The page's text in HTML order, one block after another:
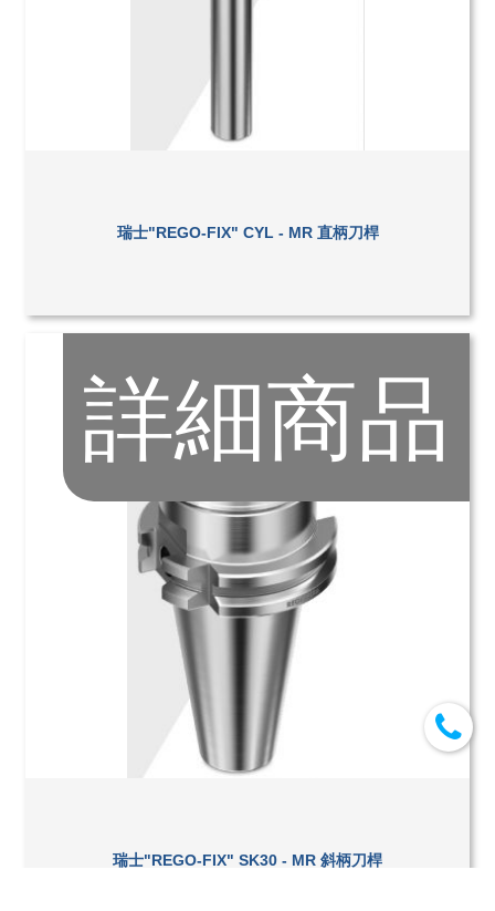
瑞士"REGO-FIX" CYL - MR 直柄刀桿
詳細商品
瑞士"REGO-FIX" SK30 - MR 斜柄刀桿